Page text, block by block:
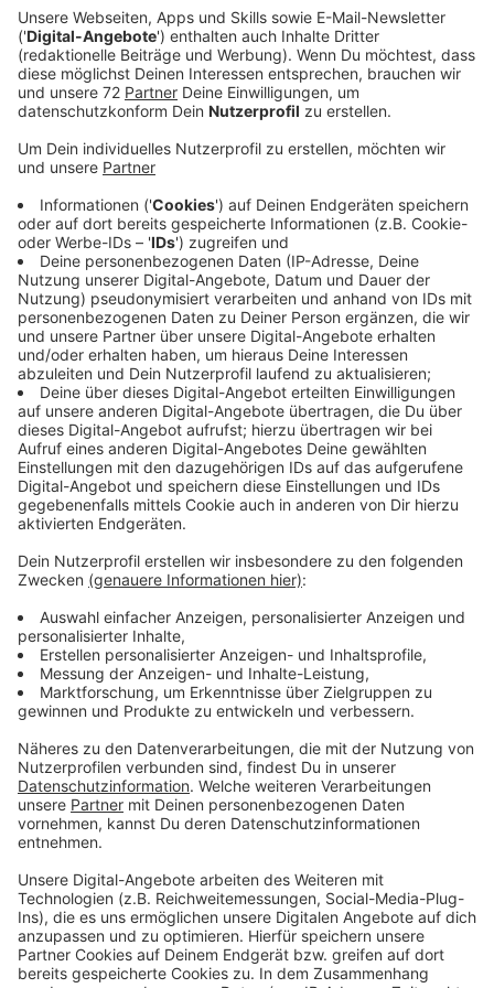
Ein Promi, keine Fragen und fünf
Gegenstände
Anzeige
Wenn ein Popstar, Comedian, Schauspieler oder
Politiker bei uns zu Besuch ist, stellt er sich auch dem
besonderen Video-Interview „Fünf für". Dabei wird
keine einzige Frage gestellt, sondern dem Gast
einfach fünf Dinge in die Hand gedrückt, zu denen er
das erzählt, was ihm als Erstes einfällt. Keine
Standardantworten, keine Promotionaussagen -
sondern ganz persönliche Geschichten - das ist „Fünf
für"!
Anzeige
Wir benötigen Ihre
Zustimmung, um den YouTube
Video-Service zu laden!
Wir verwenden einen Service eines
Drittanbieters, um Videoinhalte
Daten zu Ihren Aktivitäten
sammeln. Bitte lesen Sie die
Details durch und stimmen Sie der
Nutzung des Service zu, um dieses
Mehr Informationen
Akzeptieren
Fünf für Sami Slimani
Anzeige